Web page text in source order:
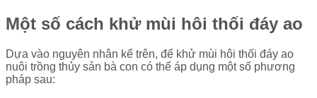
Một số cách khử mùi hôi thối đáy ao
Dựa vào nguyên nhân kể trên, để khử mùi hôi thối đáy ao
nuôi trồng thủy sản bà con có thể áp dụng một số phương
pháp sau: